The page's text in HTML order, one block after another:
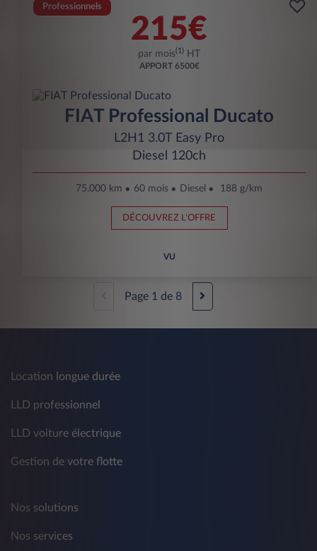
Professionnels
215€
par mois(1) HT
APPORT 6500€
FIAT Professional Ducato
L2H1 3.0T Easy Pro
Diesel 120ch
75.000 km 60 mois Diesel 188 g/km
DÉCOUVREZ L'OFFRE
VU
Page 1 de 8
Location longue durée
LLD professionnel
LLD voiture électrique
Gestion de votre flotte
Nos solutions
Nos services